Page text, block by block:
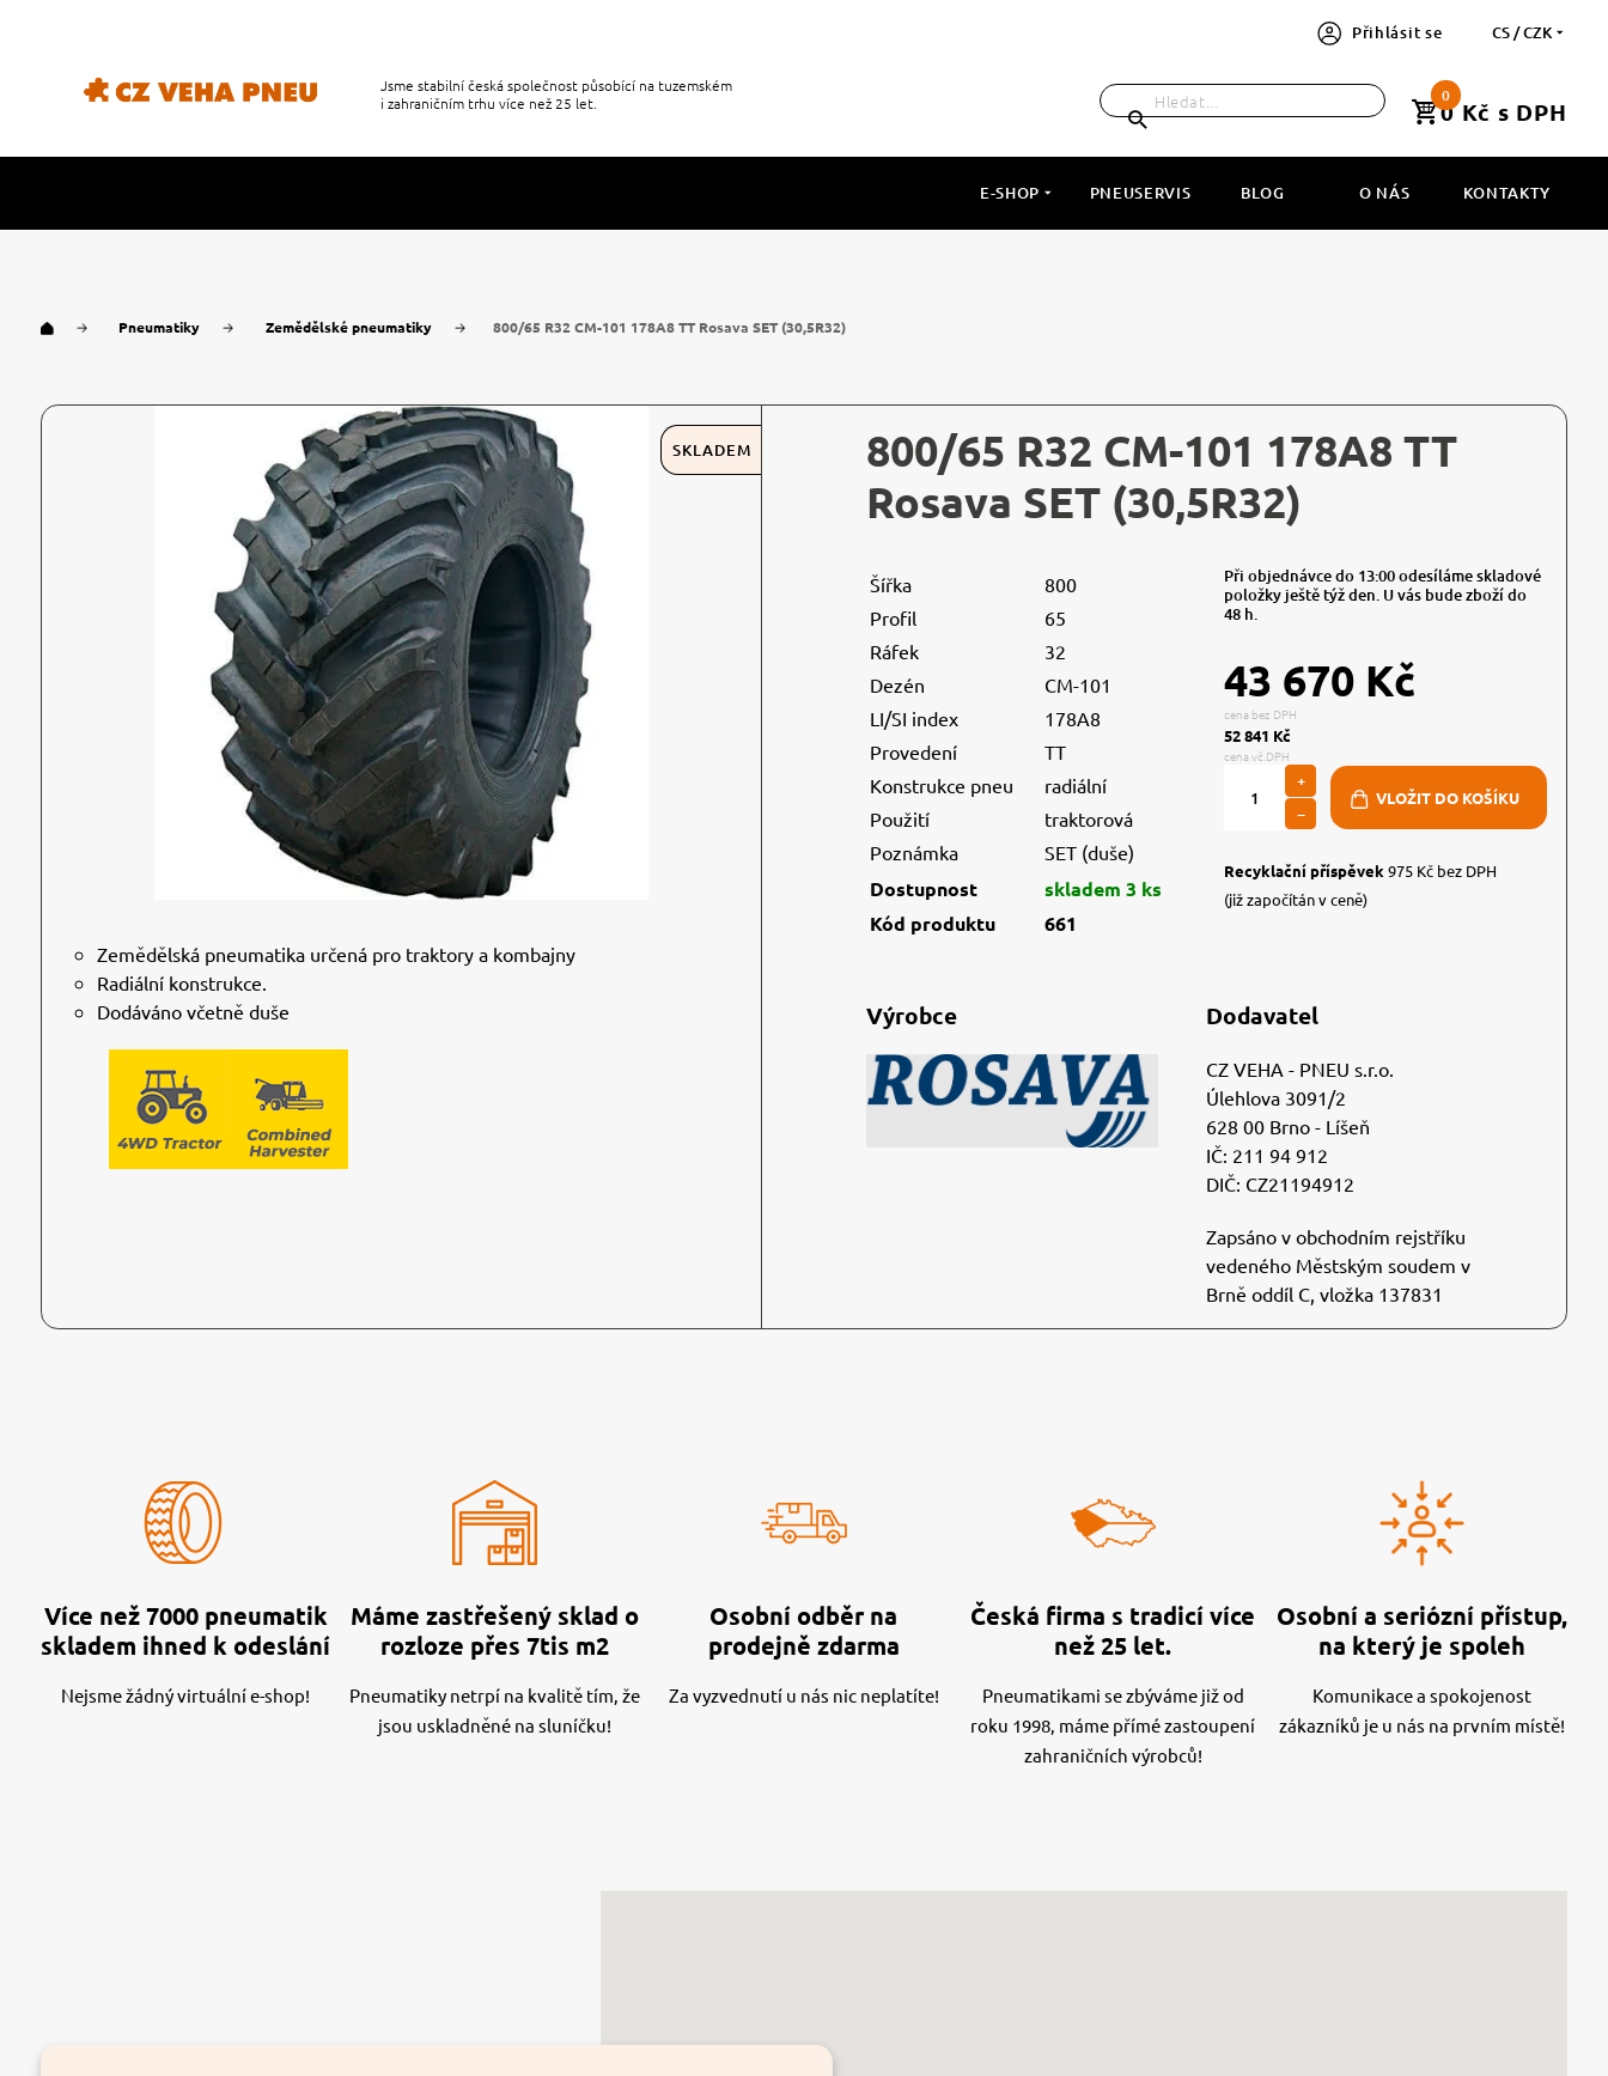
Přihlásit se CS / CZK
Jsme stabilní česká společnost působící na tuzemském
i zahraničním trhu více než 25 let.
0
0 Kč s DPH
E-SHOP PNEUSERVIS BLOG O NÁS KONTAKTY
Pneumatiky Zemědělské pneumatiky 800/65 R32 CM-101 178A8 TT Rosava SET (30,5R32)
SKLADEM
Zemědělská pneumatika určená pro traktory a kombajny
Radiální konstrukce.
Dodáváno včetně duše
800/65 R32 CM-101 178A8 TT
Rosava SET (30,5R32)
Šířka
800
Profil
65
Ráfek
32
Dezén
CM-101
LI/SI index
178A8
Provedení
TT
Konstrukce pneu
radiální
Použití
traktorová
Poznámka
SET (duše)
Dostupnost
skladem 3 ks
Kód produktu
661
Při objednávce do 13:00 odesíláme skladové
položky ještě týž den. U vás bude zboží do
48 h.
43 670 Kč
cena bez DPH
52 841 Kč
cena vč.DPH
+
−
Recyklační příspěvek 975 Kč bez DPH
(již započítán v ceně)
Výrobce Dodavatel
CZ VEHA - PNEU s.r.o.
Úlehlova 3091/2
628 00 Brno - Líšeň
IČ: 211 94 912
DIČ: CZ21194912
Zapsáno v obchodním rejstříku
vedeného Městským soudem v
Brně oddíl C, vložka 137831
Více než 7000 pneumatik
skladem ihned k odeslání
Nejsme žádný virtuální e-shop!
Máme zastřešený sklad o
rozloze přes 7tis m2
Pneumatiky netrpí na kvalitě tím, že
jsou uskladněné na sluníčku!
Osobní odběr na
prodejně zdarma
Za vyzvednutí u nás nic neplatíte!
Česká firma s tradicí více
než 25 let.
Pneumatikami se zbýváme již od
roku 1998, máme přímé zastoupení
zahraničních výrobců!
Osobní a seriózní přístup,
na který je spoleh
Komunikace a spokojenost
zákazníků je u nás na prvním místě!